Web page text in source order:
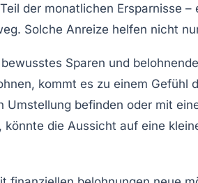
der monatlichen Ersparnisse
Solche Anreize helfen nicht
Sparen und
kommt es zu einem Gefühl
Umstellung befinden oder mit
könnte die Aussicht auf eine